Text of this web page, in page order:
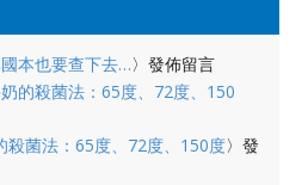
本也要查下去…〉發佈留言
的殺菌法：65度、72度、150
殺菌法：65度、72度、150度〉發